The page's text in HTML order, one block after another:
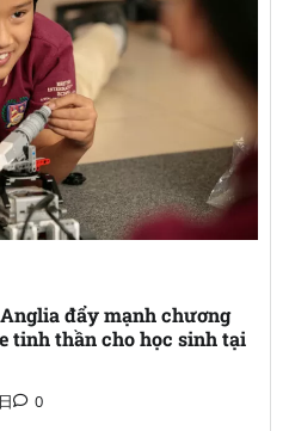
đẩy mạnh chương
tinh thần cho học sinh tại
0